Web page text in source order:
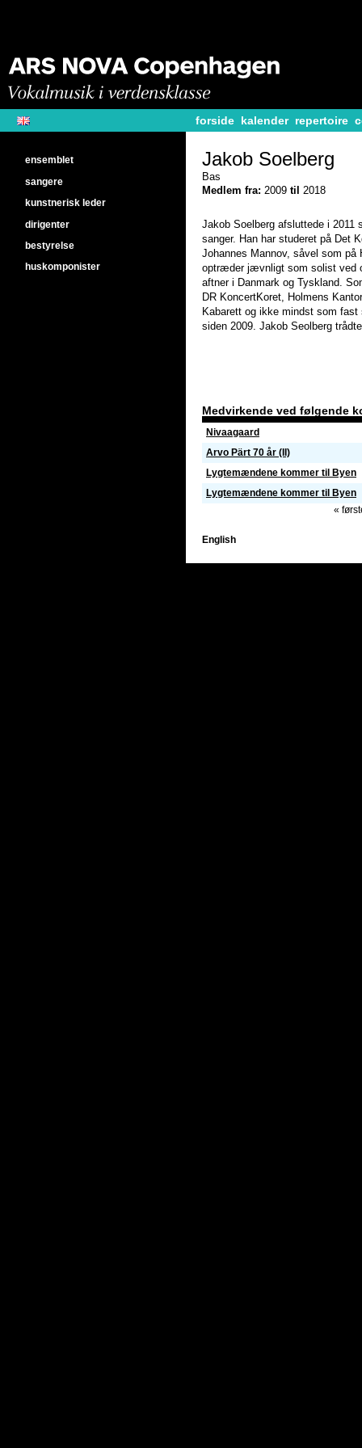
forside kalender repertoire
Jakob Soelberg
Bas
Medlem fra: 2009 til 2018
Jakob Soelberg afsluttede i 2011
sanger. Han har studeret på Det
Johannes Mannov, såvel som
optræder jævnligt som solist ved
aftner i Danmark og Tyskland.
DR KoncertKoret, Holmens
Kabarett og ikke mindst som fast
siden 2009. Jakob Seolberg
Medvirkende ved følgende
Nivaagaard
Arvo Pärt 70 år (II)
Lygtemændene kommer til Byen
Lygtemændene kommer til Byen
«
English
ensemblet
sangere
kunstnerisk leder
dirigenter
bestyrelse
huskomponister